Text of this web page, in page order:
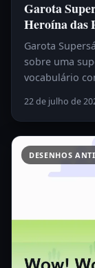
Garota
Heroína das
Garota
sobre uma
vocabulário
22 de julho de
DESENHOS